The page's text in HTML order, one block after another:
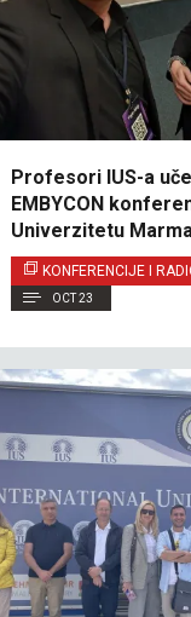
Profesori IUS-a
EMBYCON
Univerzitetu
KONFERENCIJE I
OCT 23